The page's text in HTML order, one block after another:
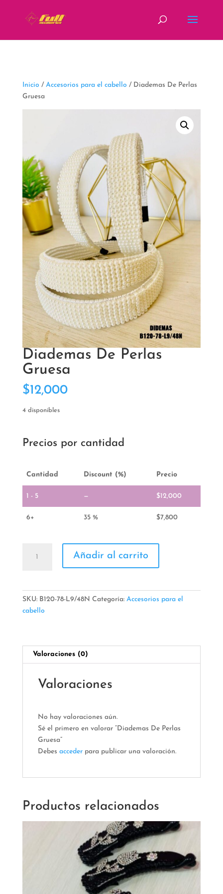
Inicio / Accesorios para el cabello / Diademas De Perlas
Gruesa
Diademas De Perlas
Gruesa
$12,000
4 disponibles
Precios por cantidad
Cantidad Discount (%) Precio
1 - 5 — $12,000
6+ 35 % $7,800
cantidad
Añadir al carrito
SKU: B120-78-L9/48N Categoría: Accesorios para el
cabello
Valoraciones (0)
Valoraciones
No hay valoraciones aún.
Sé el primero en valorar “Diademas De Perlas
Gruesa”
Debes accederpara publicar una valoración.
Productos relacionados